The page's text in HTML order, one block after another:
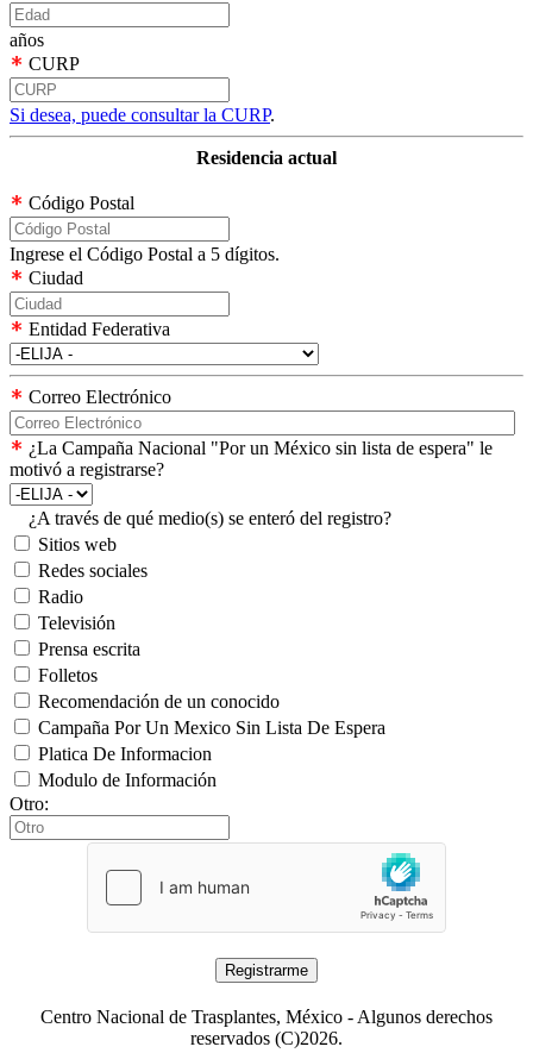
años
CURP
Si desea, puede consultar la CURP.
Residencia actual
Código Postal
Ingrese el Código Postal a 5 dígitos.
Ciudad
Entidad Federativa
Correo Electrónico
¿La Campaña Nacional "Por un México sin lista de espera" le
motivó a registrarse?
¿A través de qué medio(s) se enteró del registro?
Sitios web
Redes sociales
Radio
Televisión
Prensa escrita
Folletos
Recomendación de un conocido
Campaña Por Un Mexico Sin Lista De Espera
Platica De Informacion
Modulo de Información
Otro:
Centro Nacional de Trasplantes, México - Algunos derechos
reservados (C)2026.